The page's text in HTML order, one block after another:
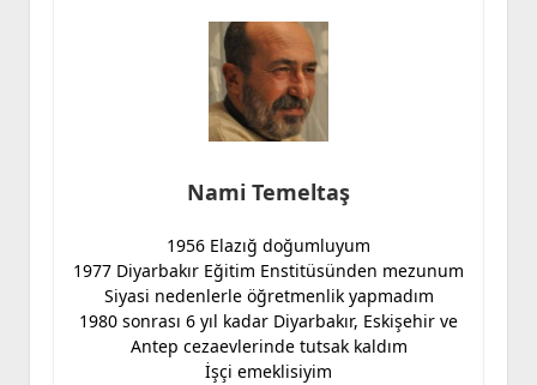
Nami Temeltaş
1956 Elazığ doğumluyum
1977 Diyarbakır Eğitim Enstitüsünden mezunum
Siyasi nedenlerle öğretmenlik yapmadım
1980 sonrası 6 yıl kadar Diyarbakır, Eskişehir ve
Antep cezaevlerinde tutsak kaldım
İşçi emeklisiyim